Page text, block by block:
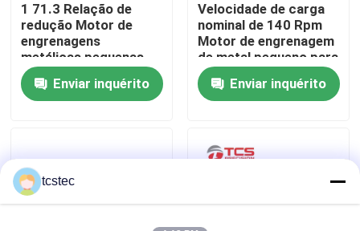
Controle de qualidade
Contacte-nos
Casos
1 71.3 Relação de
redução Motor de
engrenagens
metálicas pequenas
para corrente nominal
≤ 6 A Enviar inquérito
Velocidade de carga
nominal de 140 Rpm
Motor de engrenagem
de metal pequeno para
e com ≤ 30 A de
corrente de
estacionamento
Enviar inquérito
tcstec